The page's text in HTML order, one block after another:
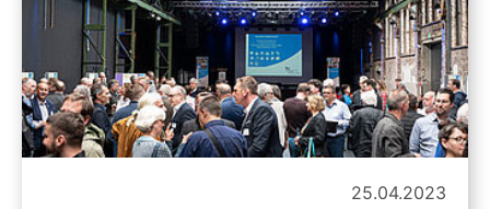
25.04.2023